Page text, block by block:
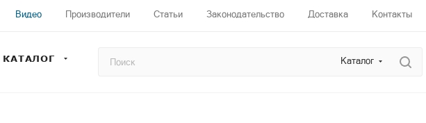
Видео Производители Статьи Законодательство Доставка Контакты
КАТАЛОГ Каталог